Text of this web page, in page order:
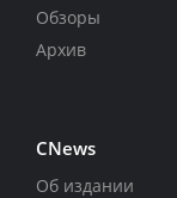
Обзоры
Архив
CNews
Об издании